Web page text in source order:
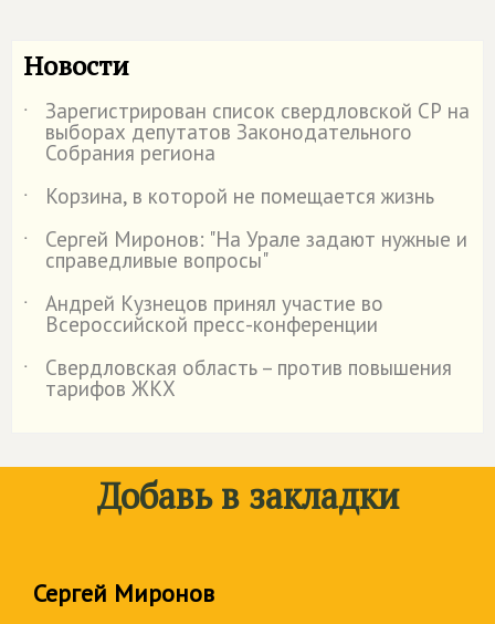
Новости
˙ Зарегистрирован список свердловской СР на
выборах депутатов Законодательного
Собрания региона
˙
Корзина, в которой не помещается жизнь
˙
Сергей Миронов: "На Урале задают нужные и
справедливые вопросы"
˙
Андрей Кузнецов принял участие во
Всероссийской пресс-конференции
˙
Свердловская область – против повышения
тарифов ЖКХ
Добавь в закладки
Сергей Миронов